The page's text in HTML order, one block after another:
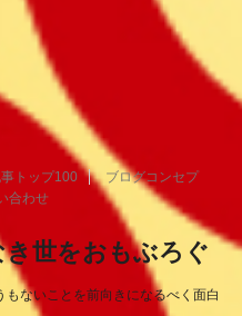
トップ100
ブログコンセプ
合わせ
世をおもぶろぐ
ないことを前向きになるべく面白